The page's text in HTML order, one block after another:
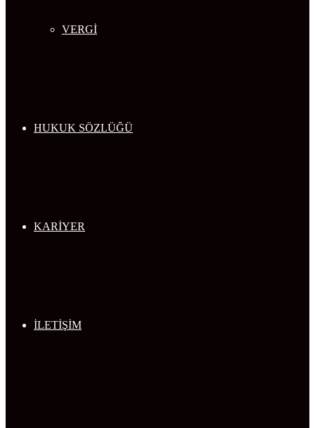
VERGİ
HUKUK SÖZLÜĞÜ
KARİYER
İLETİŞİM